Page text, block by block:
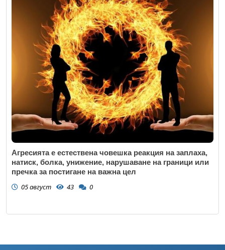
Агресията е естествена човешка реакция на заплаха,
натиск, болка, унижение, нарушаване на граници или
пречка за постигане на важна цел
05 август 43 0